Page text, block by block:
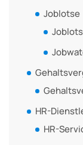
Joblotse
HR-
HR-